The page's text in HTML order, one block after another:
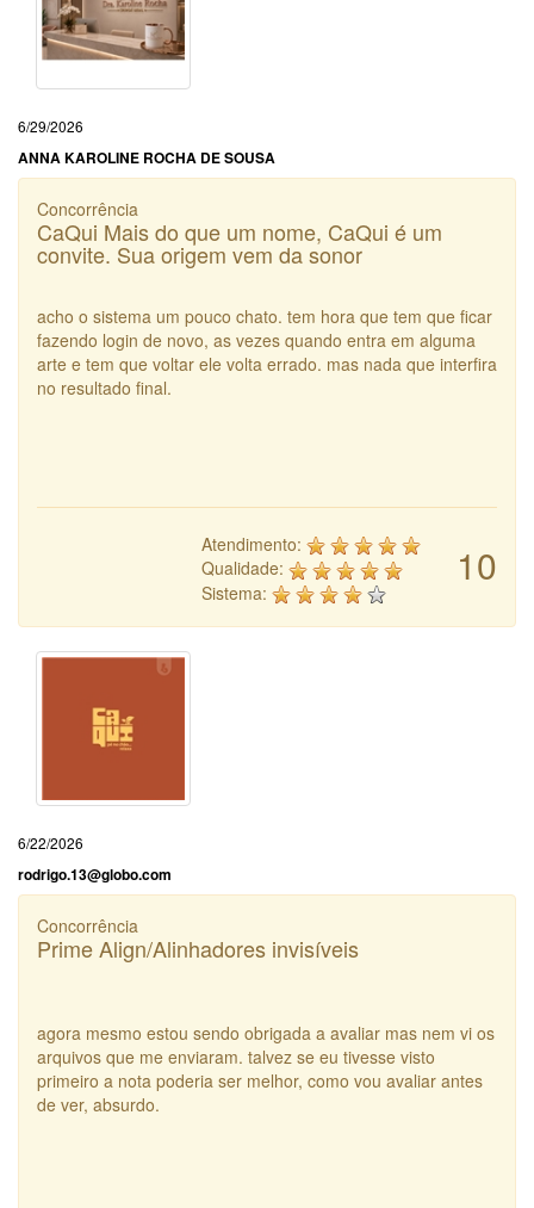
6/29/2026
ANNA KAROLINE ROCHA DE SOUSA
Concorrência
CaQui Mais do que um nome, CaQui é um
convite. Sua origem vem da sonor
acho o sistema um pouco chato. tem hora que tem que ficar
fazendo login de novo, as vezes quando entra em alguma
arte e tem que voltar ele volta errado. mas nada que interfira
no resultado final.
10
Atendimento:
Qualidade:
Sistema:
6/22/2026
rodrigo.13@globo.com
Concorrência
Prime Align/Alinhadores invisíveis
agora mesmo estou sendo obrigada a avaliar mas nem vi os
arquivos que me enviaram. talvez se eu tivesse visto
primeiro a nota poderia ser melhor, como vou avaliar antes
de ver, absurdo.